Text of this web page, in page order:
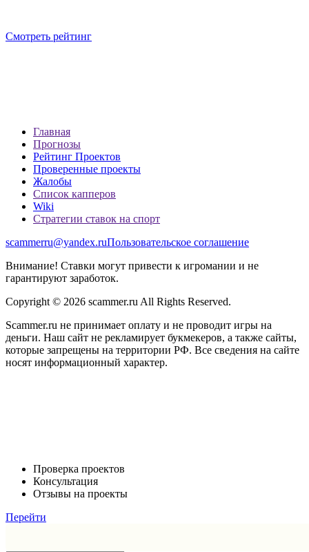
Смотреть рейтинг
Главная
Прогнозы
Рейтинг Проектов
Проверенные проекты
Жалобы
Список капперов
Wiki
Стратегии ставок на спорт
scammerru@yandex.ruПользовательское соглашение
Внимание! Ставки могут привести к игромании и не
гарантируют заработок.
Copyright © 2026 scammer.ru All Rights Reserved.
Scammer.ru не принимает оплату и не проводит игры на
деньги. Наш сайт не рекламирует букмекеров, а также сайты,
которые запрещены на территории РФ. Все сведения на сайте
носят информационный характер.
Проверка проектов
Консультация
Отзывы на проекты
Перейти